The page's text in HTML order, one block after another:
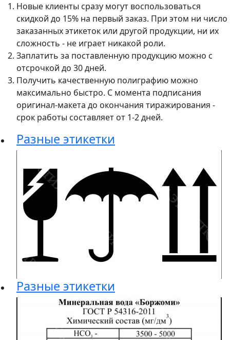
Новые клиенты сразу могут воспользоваться
скидкой до 15% на первый заказ. При этом ни число
заказанных этикеток или другой продукции, ни их
сложность - не играет никакой роли.
Заплатить за поставленную продукцию можно с
отсрочкой до 30 дней.
Получить качественную полиграфию можно
максимально быстро. С момента подписания
оригинал-макета до окончания тиражирования -
срок работы составляет от 1-2 дней.
Разные этикетки
Разные этикетки